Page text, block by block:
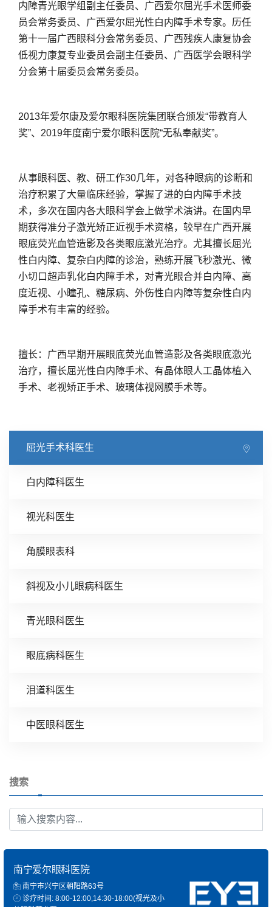
屈光手术科医生
白内障科医生
视光科医生
角膜眼表科
斜视及小儿眼病科医生
青光眼科医生
眼底病科医生
泪道科医生
中医眼科医生
搜索
内障青光眼学组副主任委员、广西爱尔屈光手术医师委
员会常务委员、广西爱尔屈光性白内障手术专家。历任
第十一届广西眼科分会常务委员、广西残疾人康复协会
低视力康复专业委员会副主任委员、广西医学会眼科学
分会第十届委员会常务委员。
2013年爱尔康及爱尔眼科医院集团联合颁发“带教育人
奖”、2019年度南宁爱尔眼科医院“无私奉献奖”。
从事眼科医、教、研工作30几年，对各种眼病的诊断和
治疗积累了大量临床经验，掌握了进的白内障手术技
术，多次在国内各大眼科学会上做学术演讲。在国内早
期获得准分子激光矫正近视手术资格，较早在广西开展
眼底荧光血管造影及各类眼底激光治疗。尤其擅长屈光
性白内障、复杂白内障的诊治，熟练开展飞秒激光、微
小切口超声乳化白内障手术，对青光眼合并白内障、高
度近视、小瞳孔、糖尿病、外伤性白内障等复杂性白内
障手术有丰富的经验。
擅长：广西早期开展眼底荧光血管造影及各类眼底激光
治疗，擅长屈光性白内障手术、有晶体眼人工晶体植入
手术、老视矫正手术、玻璃体视网膜手术等。
南宁爱尔眼科医院
南宁市兴宁区朝阳路63号
诊疗时间: 8:00-12:00,14:30-18:00(视光及小